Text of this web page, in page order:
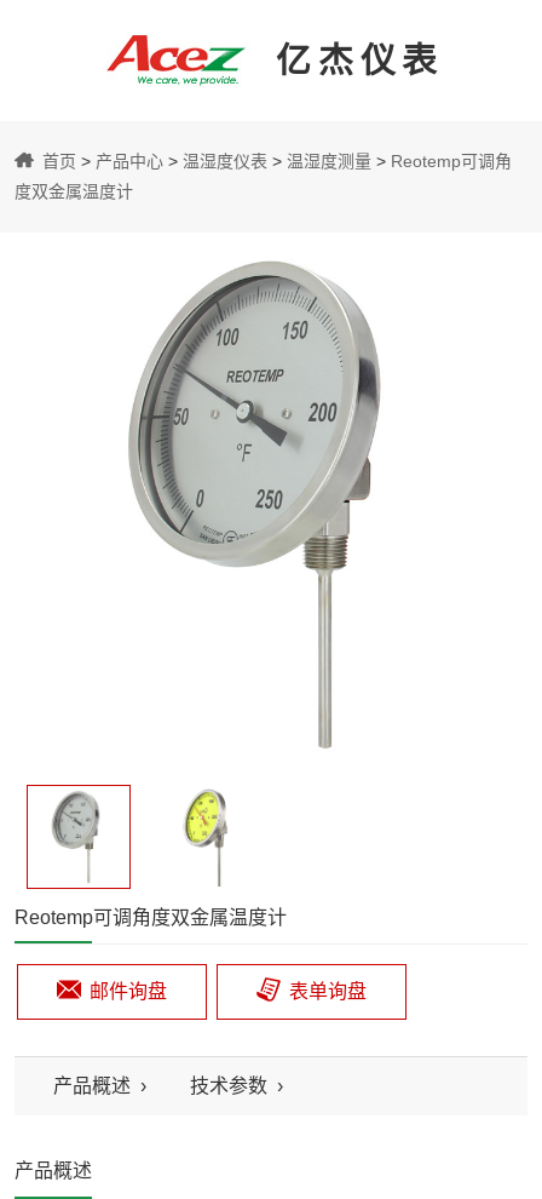
亿杰仪表
首页 > 产品中心 > 温湿度仪表 > 温湿度测量 > Reotemp可调角
度双金属温度计
Reotemp可调角度双金属温度计
邮件询盘 表单询盘
产品概述 技术参数
产品概述